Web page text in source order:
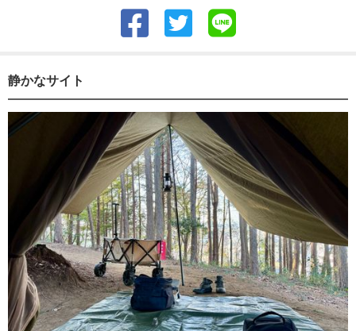
静かなサイト